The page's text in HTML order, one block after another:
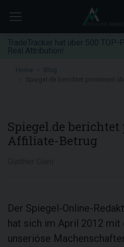
TradeTracker hat über 500 TOP-
Real Attribution!
Home
Blog
Spiegel.de
Affiliate-Betrug
Der Spiegel-Online-
hat sich im April 2012
unseriöse